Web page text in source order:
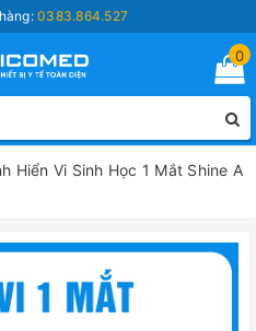
0383.864.527
0
Hiển Vi Sinh Học 1 Mắt Shine A